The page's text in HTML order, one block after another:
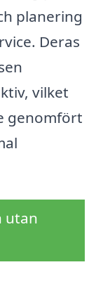
planering
Deras
vilket
genomfört
utan